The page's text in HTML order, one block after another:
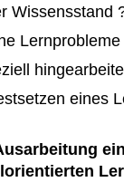
Wissensstand
Lernprobleme
eines